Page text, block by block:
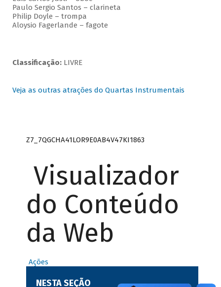
Paulo Sergio Santos – clarineta
Philip Doyle – trompa
Aloysio Fagerlande – fagote
Classificação:LIVRE
Veja as outras atrações do Quartas Instrumentais
Z7_7QGCHA41LOR9E0AB4V47KI1863
Visualizador
do Conteúdo
da Web
Ações
NESTA SEÇÃO